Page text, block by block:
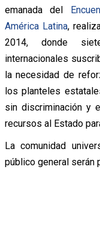
emanada del
América Latina,
2014, donde
internacionales
la necesidad de
los planteles
sin discriminación y
recursos al Estado
La comunidad
público general serán